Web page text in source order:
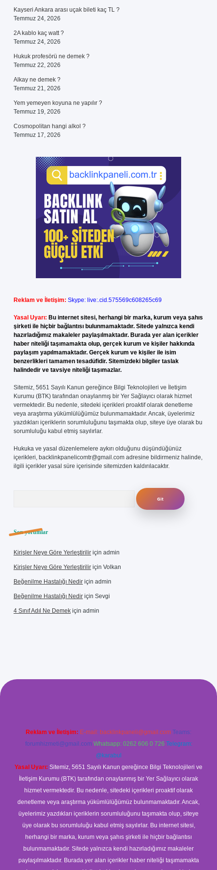
Kayseri Ankara arası uçak bileti kaç TL ?
Temmuz 24, 2026
2A kablo kaç watt ?
Temmuz 24, 2026
Hukuk profesörü ne demek ?
Temmuz 22, 2026
Alkay ne demek ?
Temmuz 21, 2026
Yem yemeyen koyuna ne yapılır ?
Temmuz 19, 2026
Cosmopolitan hangi alkol ?
Temmuz 17, 2026
Reklam ve İletişim: Skype: live:.cid.575569c608265c69
Yasal Uyarı: Bu internet sitesi, herhangi bir marka, kurum veya şahıs
şirketi ile hiçbir bağlantısı bulunmamaktadır. Sitede yalnızca kendi
hazırladığımız makaleler paylaşılmaktadır. Burada yer alan içerikler
haber niteliği taşımamakta olup, gerçek kurum ve kişiler hakkında
paylaşım yapılmamaktadır. Gerçek kurum ve kişiler ile isim
benzerlikleri tamamen tesadüfidir. Sitemizdeki bilgiler taslak
halindedir ve tavsiye niteliği taşımazlar.
Sitemiz, 5651 Sayılı Kanun gereğince Bilgi Teknolojileri ve İletişim
Kurumu (BTK) tarafından onaylanmış bir Yer Sağlayıcı olarak hizmet
vermektedir. Bu nedenle, sitedeki içerikleri proaktif olarak denetleme
veya araştırma yükümlülüğümüz bulunmamaktadır. Ancak, üyelerimiz
yazdıkları içeriklerin sorumluluğunu taşımakta olup, siteye üye olarak bu
sorumluluğu kabul etmiş sayılırlar.
Hukuka ve yasal düzenlemelere aykırı olduğunu düşündüğünüz
içerikleri, backlinkpanelicomtr@gmail.com adresine bildirmeniz halinde,
ilgili içerikler yasal süre içerisinde sitemizden kaldırılacaktır.
Son yorumlar
Kirişler Neye Göre Yerleştirilir için admin
Kirişler Neye Göre Yerleştirilir için Volkan
Beğenilme Hastalığı Nedir için admin
Beğenilme Hastalığı Nedir için Sevgi
4 Sınıf Adıl Ne Demek için admin
ilbet giriş
Reklam ve İletişim: E-mail: backlinkpaneli@gmail.com Teams:
forumhizmeti@gmail.com Whatsapp: 0262 606 0 726 Telegram:
@karabul
Yasal Uyarı: Sitemiz, 5651 Sayılı Kanun gereğince Bilgi Teknolojileri ve
İletişim Kurumu (BTK) tarafından onaylanmış bir Yer Sağlayıcı olarak
hizmet vermektedir. Bu nedenle, sitedeki içerikleri proaktif olarak
denetleme veya araştırma yükümlülüğümüz bulunmamaktadır. Ancak,
üyelerimiz yazdıkları içeriklerin sorumluluğunu taşımakta olup, siteye
üye olarak bu sorumluluğu kabul etmiş sayılırlar. Bu internet sitesi,
herhangi bir marka, kurum veya şahıs şirketi ile hiçbir bağlantısı
bulunmamaktadır. Sitede yalnızca kendi hazırladığımız makaleler
paylaşılmaktadır. Burada yer alan içerikler haber niteliği taşımamakta